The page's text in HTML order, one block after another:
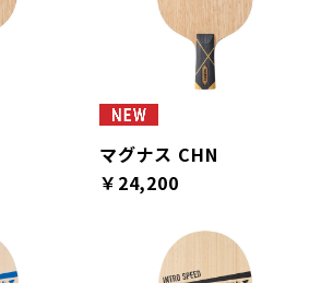
マグナス CHN
￥24,200